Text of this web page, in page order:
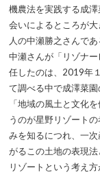
機農法を実践する成
会いによるところが
人の中瀬勝之さんであ
中瀬さんが「リゾナ
任したのは、2019年
て調べる中で成澤菜園
「地域の風土と文化
うのが星野リゾート
みを知るにつれ、一
がるこの土地の表現
リゾートという考え方